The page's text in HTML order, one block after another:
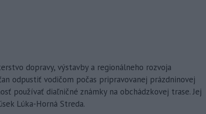
dopravy, výstavby a regionálneho rozvoja
odpustiť vodičom počas pripravovanej prázdninovej
používať diaľničné známky na obchádzkovej trase. Jej
Lúka-Horná Streda.